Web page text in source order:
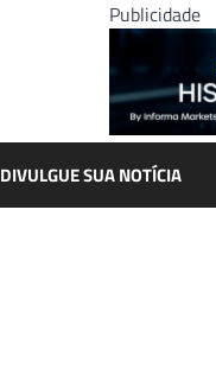
Publicidade
DIVULGUE SUA NOTÍCIA